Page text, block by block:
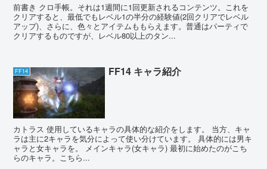
前書き クロ手帳。それは1週間に1回更新されるコンテンツ。これを
クリアすると、最低でもレベル1の半分の経験値(2回クリアでレベル
アップ)、さらに、色々とアイテムももらえます。普通はパーティで
クリアするものですが、レベル80以上のタン...
FF14 FF14 キャラ紹介
カトラス 使用しているキャラの具体的な紹介をします。 当方、キャ
ラは主に2キャラを気分によって使い分けています。 具体的には男キ
ャラと女キャラを。 メインキャラ(女キャラ) 最初に始めたのがこち
らのキャラ。こちら...